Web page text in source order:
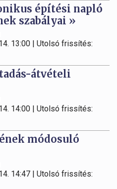
építési napló
szabályai »
13:00 | Utolsó frissítés:
átvételi
14:00 | Utolsó frissítés:
módosuló
14:47 | Utolsó frissítés: